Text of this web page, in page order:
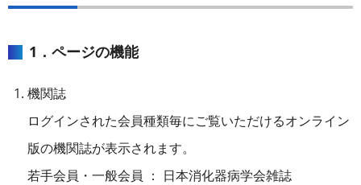
1．ページの機能
機関誌
ログインされた会員種類毎にご覧いただけるオンライン
版の機関誌が表示されます。
若手会員・一般会員 ： 日本消化器病学会雑誌